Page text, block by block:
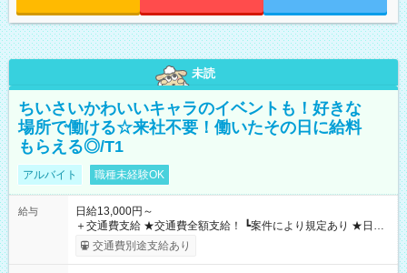
未読
ちいさいかわいいキャラのイベントも！好きな
場所で働ける☆来社不要！働いたその日に給料
もらえる◎/T1
アルバイト 職種未経験OK
給与
日給13,000円～
＋交通費支給 ★交通費全額支給！ ┗案件により規定あり ★日払
いOK！（規定あり） ┗働いたその日に現金GET♪ お仕事後はコ
ンビニATMから 日払い分を引き落とせます！ 【試用期間】試
交通費別途支給あり